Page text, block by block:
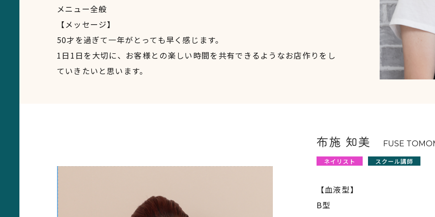
メニュー全般
【メッセージ】
50才を過ぎて一年がとっても早く感じます。
1日1日を大切に、お客様との楽しい時間を共有できるようなお店作りをし
ていきたいと思います。
布施 知美 FUSE
ネイリスト スクール講師
【血液型】
B型